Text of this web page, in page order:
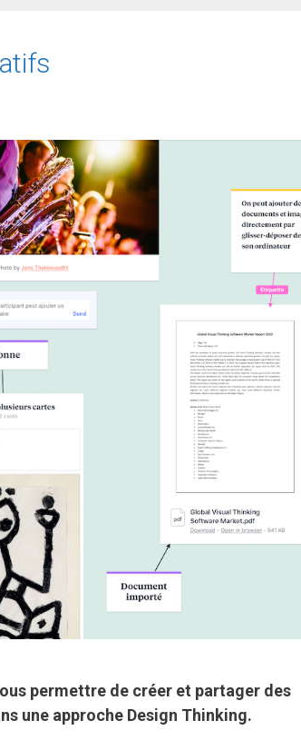
permettre de créer et partager des
une approche Design Thinking.